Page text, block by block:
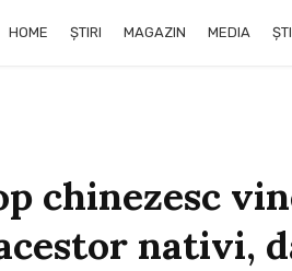
HOME ȘTIRI MAGAZIN MEDIA
chinezesc
nativi,